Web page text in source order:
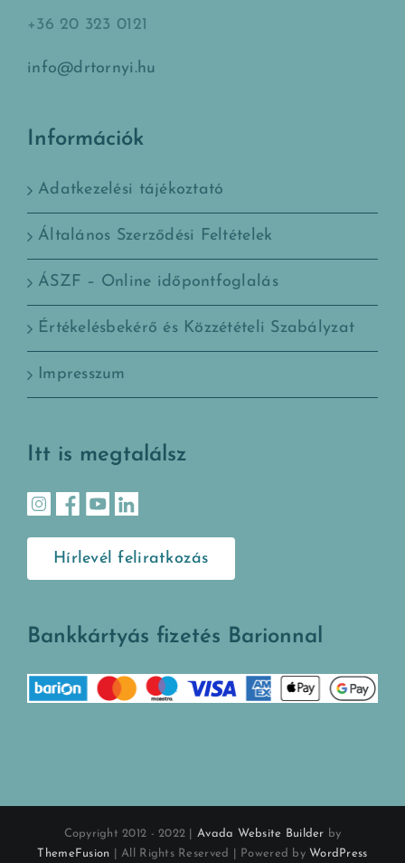
+36 20 323 0121
info@drtornyi.hu
Információk
Adatkezelési tájékoztató
Általános Szerződési Feltételek
ÁSZF – Online időpontfoglalás
Értékelésbekérő és Közzétételi Szabályzat
Impresszum
Itt is megtalálsz
Hírlevél feliratkozás
Bankkártyás fizetés Barionnal
Copyright 2012 - 2022 | Avada Website Builder by
ThemeFusion | All Rights Reserved | Powered byWordPress